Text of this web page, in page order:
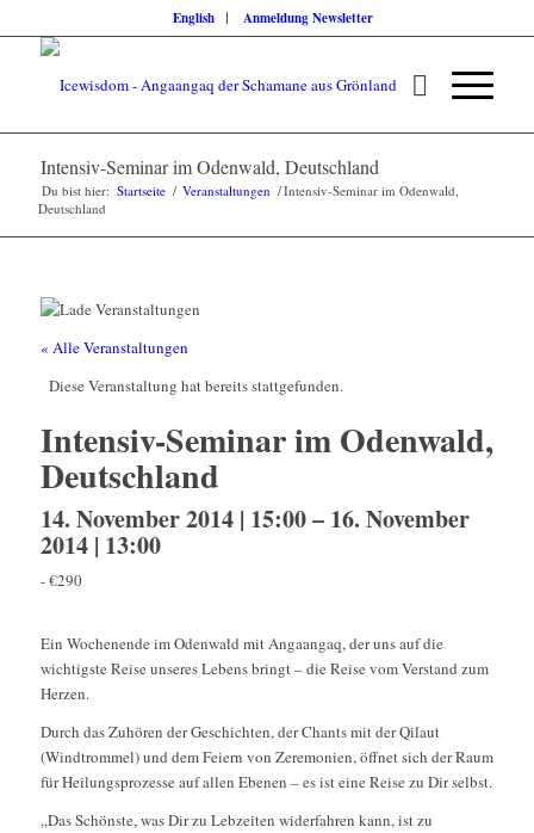
English Anmeldung Newsletter
Intensiv-Seminar im Odenwald, Deutschland
Du bist hier: Startseite / Veranstaltungen /Intensiv-Seminar im Odenwald,
Deutschland
« Alle Veranstaltungen
Diese Veranstaltung hat bereits stattgefunden.
Intensiv-Seminar im Odenwald,
Deutschland
14. November 2014 | 15:00– 16. November
2014 | 13:00
-€290
Ein Wochenende im Odenwald mit Angaangaq, der uns auf die
wichtigste Reise unseres Lebens bringt – die Reise vom Verstand zum
Herzen.
Durch das Zuhören der Geschichten, der Chants mit der Qilaut
(Windtrommel) und dem Feiern von Zeremonien, öffnet sich der Raum
für Heilungsprozesse auf allen Ebenen – es ist eine Reise zu Dir selbst.
„Das Schönste, was Dir zu Lebzeiten widerfahren kann, ist zu